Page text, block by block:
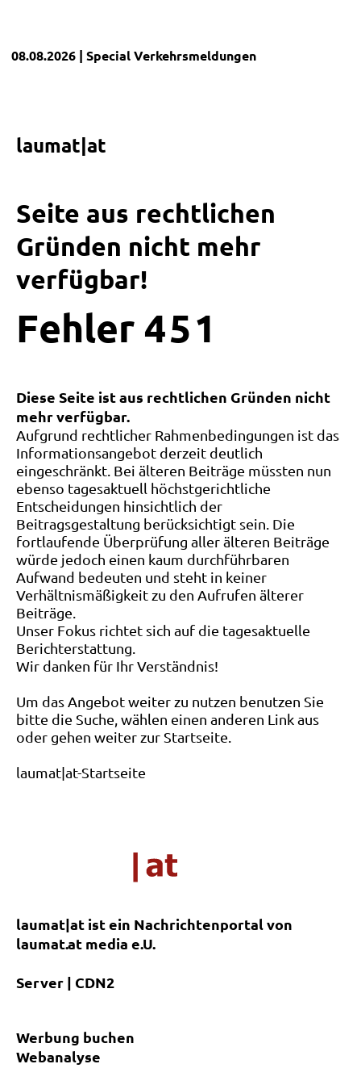
08.08.2026 | SpecialVerkehrsmeldungen
laumat|at
Seite aus rechtlichen
Gründen nicht mehr
verfügbar!
Fehler 4 5 1
Diese Seite ist aus rechtlichen Gründen nicht
mehr verfügbar.
Aufgrund rechtlicher Rahmenbedingungen ist das
Informationsangebot derzeit deutlich
eingeschränkt. Bei älteren Beiträge müssten nun
ebenso tagesaktuell höchstgerichtliche
Entscheidungen hinsichtlich der
Beitragsgestaltung berücksichtigt sein. Die
fortlaufende Überprüfung aller älteren Beiträge
würde jedoch einen kaum durchführbaren
Aufwand bedeuten und steht in keiner
Verhältnismäßigkeit zu den Aufrufen älterer
Beiträge.
Unser Fokus richtet sich auf die tagesaktuelle
Berichterstattung.
Wir danken für Ihr Verständnis!
Um das Angebot weiter zu nutzen benutzen Sie
bitte die Suche, wählen einen anderen Link aus
oder gehen weiter zur Startseite.
laumat|at-Startseite
laumat|at ist ein Nachrichtenportal von
laumat.at media e.U.
Server | CDN2
Werbung buchen
Webanalyse